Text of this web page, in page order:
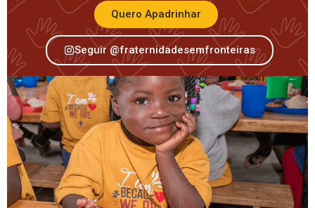
Quero Apadrinhar
Seguir @fraternidadesemfronteiras